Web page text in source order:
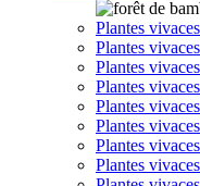
Plantes
Plantes
Plantes
Plantes
Plantes
Plantes
Plantes
Plantes